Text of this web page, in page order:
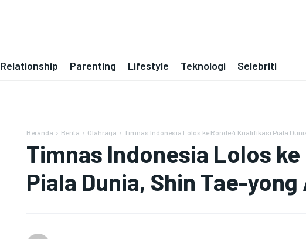
Relationship Parenting Lifestyle Teknologi Selebriti
Beranda Berita Olahraga Timnas Indonesia Lolos ke Ronde 4 Kualifikasi Piala
Timnas Indonesia Lolos
Piala Dunia, Shin Tae-